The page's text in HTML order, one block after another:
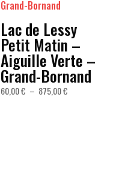
Lac de Lessy
Petit Matin –
Aiguille Verte –
Grand-Bornand
60,00€ – 875,00€